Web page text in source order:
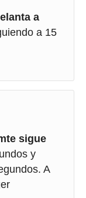
a
a 15
sigue
y
A